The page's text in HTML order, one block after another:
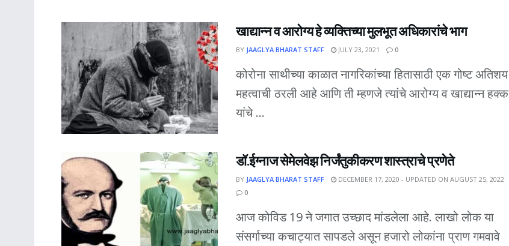
खाद्यान्न व आरोग्य हे व्यक्तिच्या मुलभूत अधिकारांचे भाग
BY JAAGLYA BHARAT STAFF JULY 23, 2021 0
कोरोना साथीच्या काळात नागरिकांच्या हितासाठी एक गोष्ट अतिशय
महत्वाची ठरली आहे आणि ती म्हणजे त्यांचे आरोग्य व खाद्यान्न हक्क
यांचे ...
डॉ.ईग्नाज सेमेलवेझ निर्जंतुकीकरण शास्त्राचे प्रणेते
BY JAAGLYA BHARAT STAFF
DECEMBER 17, 2020 - UPDATED ON AUGUST 25, 2022
0
आज कोविड 19 ने जगात उच्छाद मांडलेला आहे. लाखो लोक या
संसर्गाच्या कचाट्यात सापडले असून हजारो लोकांना प्राण गमवावे